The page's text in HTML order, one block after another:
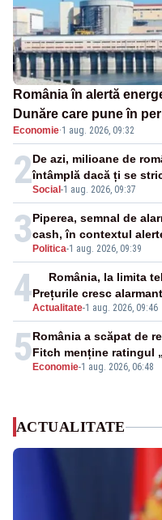
România în alertă
Dunăre care pune în
cunoscută de pe
Economie·1 aug. 2026, 09:32
2Social -1 aug. 2026, 09:37
De azi, milioane de
întâmplă dacă ți se
3 Politica-1 aug. 2026, 09:39
Piperea, semnal de
cash, în contextul
4Actualitate-1 aug. 2026, 09:46
România, la limita
Prețurile cresc
5 Economie-1 aug. 2026, 06:48
România a scăpat de
Fitch menține ratingul
ACTUALITATE